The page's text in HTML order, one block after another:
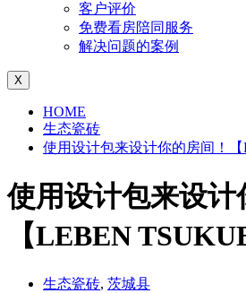
客户评价
免费看房陪同服务
解决问题的案例
X
HOME
生态瓷砖
使用设计包来设计你的房间！【
使用设计包来设计
【LEBEN
生态瓷砖, 茨城县